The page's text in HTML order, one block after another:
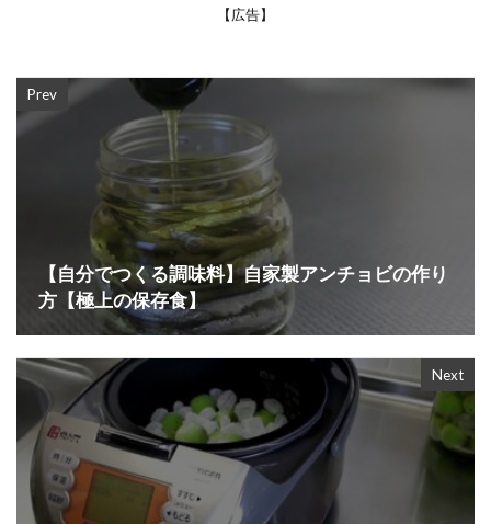
【広告】
Prev
【自分でつくる調味料】自家製アンチョビの作り
方【極上の保存食】
Next